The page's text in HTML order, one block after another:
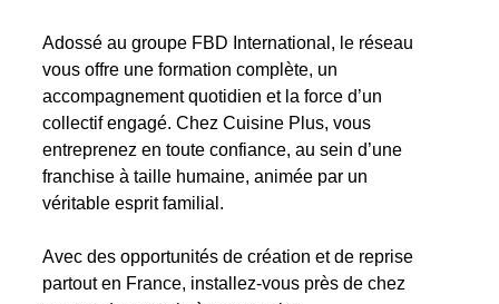
Adossé au groupe FBD International, le réseau
vous offre une formation complète, un
accompagnement quotidien et la force d’un
collectif engagé. Chez Cuisine Plus, vous
entreprenez en toute confiance, au sein d’une
franchise à taille humaine, animée par un
véritable esprit familial.
Avec des opportunités de création et de reprise
partout en France, installez-vous près de chez